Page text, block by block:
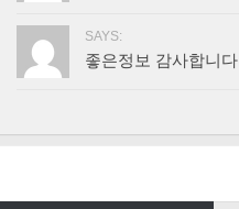
SAYS:
좋은정보 감사합니다